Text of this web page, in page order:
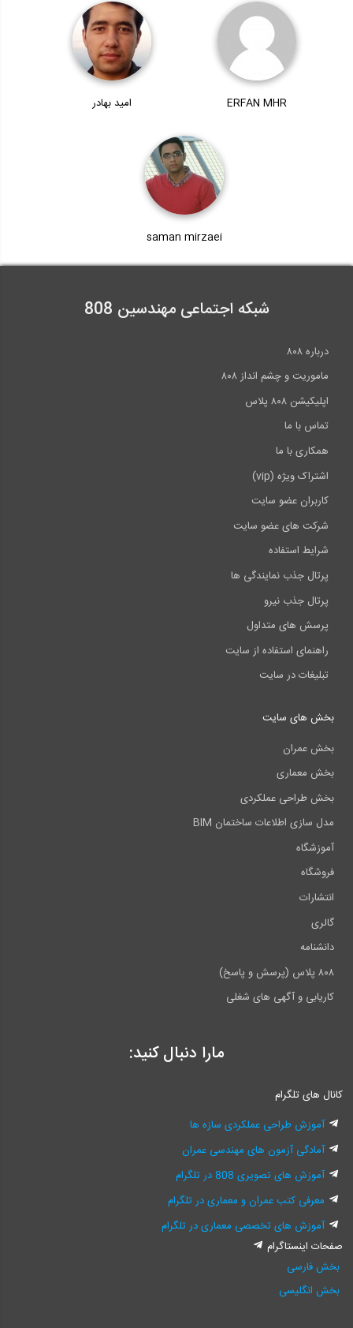
ERFAN MHR امید بهادر
saman mirzaei
شبکه اجتماعی مهندسین 808
درباره ۸۰۸
ماموریت و چشم انداز ۸۰۸
اپلیکیشن ۸۰۸ پلاس
تماس با ما
همکاری با ما
اشتراک ویژه (vip)
کاربران عضو سایت
شرکت های عضو سایت
شرایط استفاده
پرتال جذب نمایندگی ها
پرتال جذب نیرو
پرسش های متداول
راهنمای استفاده از سایت
تبلیغات در سایت
بخش های سایت
بخش عمران
بخش معماری
بخش طراحی عملکردی
مدل سازی اطلاعات ساختمان BIM
آموزشگاه
فروشگاه
انتشارات
گالری
دانشنامه
۸۰۸ پلاس (پرسش و پاسخ)
کاریابی و آگهی های شغلی
مارا دنبال کنید:
کانال های تلگرام
آموزش طراحی عملکردی سازه ها
آمادگی آزمون های مهندسی عمران
آموزش های تصویری 808 در تلگرام
معرفی کتب عمران و معماری در تلگرام
آموزش های تخصصی معماری در تلگرام
صفحات اینستاگرام
بخش فارسی
بخش انگلیسی